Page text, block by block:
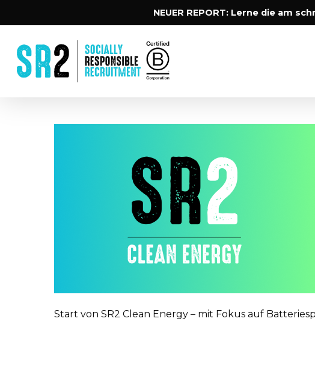
content
NEUER REPORT: Lerne die am
Start von SR2 Clean Energy – mit Fokus auf